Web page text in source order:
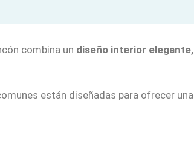
combina un diseño interior elegante,
están diseñadas para ofrecer una